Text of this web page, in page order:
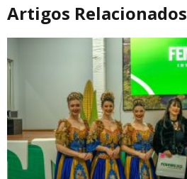
Artigos Relacionados